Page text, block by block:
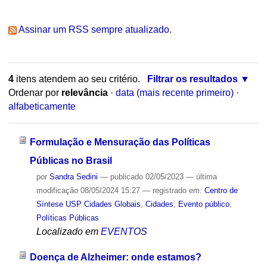
Assinar um RSS sempre atualizado.
4itens atendem ao seu critério.
Filtrar os resultados
Ordenar por relevância · data (mais recente primeiro) ·
alfabeticamente
Formulação e Mensuração das Políticas
Públicas no Brasil
por Sandra Sedini — publicado02/05/2023 — última
modificação08/05/2024 15:27 — registrado em: Centro de
Síntese USP Cidades Globais Cidades Evento público,
Políticas Públicas
Localizado em EVENTOS
Doença de Alzheimer: onde estamos?